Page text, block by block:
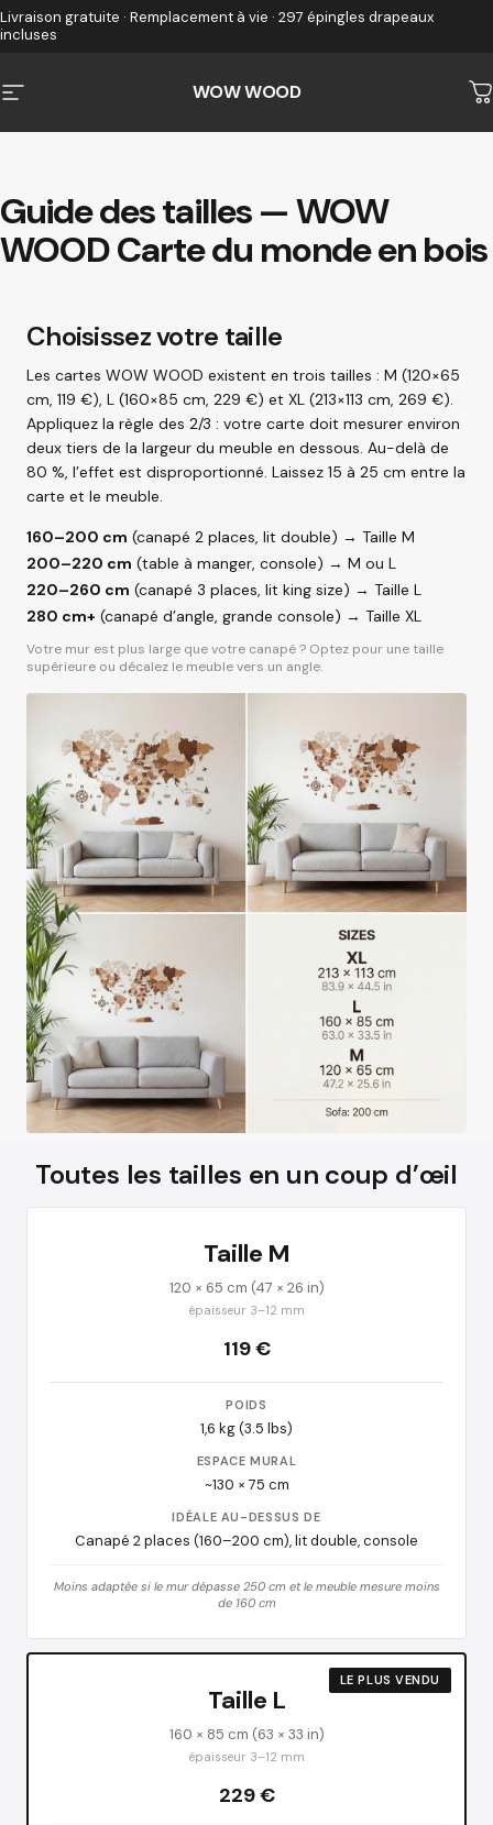
Passer au contenu
Livraison gratuite · Remplacement à vie · 297 épingles drapeaux
incluses
Navigation
WOW WOOD
Guidedestailles—WOW
WOODCartedu mondeenbois
Choisissez votre taille
Les cartes WOW WOOD existent en trois tailles : M (120×65
cm, 119 €), L (160×85 cm, 229 €) et XL (213×113 cm, 269 €).
Appliquez la règle des 2/3 : votre carte doit mesurer environ
deux tiers de la largeur du meuble en dessous. Au-delà de
80 %, l’effet est disproportionné. Laissez 15 à 25 cm entre la
carte et le meuble.
160–200 cm (canapé 2 places, lit double) → Taille M
200–220 cm (table à manger, console) → M ou L
220–260 cm (canapé 3 places, lit king size) → Taille L
280 cm+ (canapé d’angle, grande console) → Taille XL
Votre mur est plus large que votre canapé ? Optez pour une taille
supérieure ou décalez le meuble vers un angle.
Toutes les tailles en un coup d’œil
Taille M
120 × 65 cm (47 × 26 in)
épaisseur 3–12 mm
119 €
POIDS
1,6 kg (3.5 lbs)
ESPACE MURAL
~130 × 75 cm
IDÉALE AU-DESSUS DE
Canapé 2 places (160–200 cm), lit double, console
Moins adaptée si le mur dépasse 250 cm et le meuble mesure moins
de 160 cm
LE PLUS VENDU
Taille L
160 × 85 cm (63 × 33 in)
épaisseur 3–12 mm
229 €